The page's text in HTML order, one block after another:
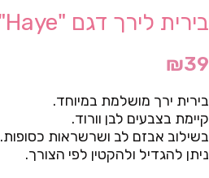
בירית לירך דגם "Haye"
₪39
בירית ירך מושלמת במיוחד.
קיימת בצבעים לבן וורוד.
בשילוב אבזם לב ושרשראות כסופות.
ניתן להגדיל ולהקטין לפי הצורך.